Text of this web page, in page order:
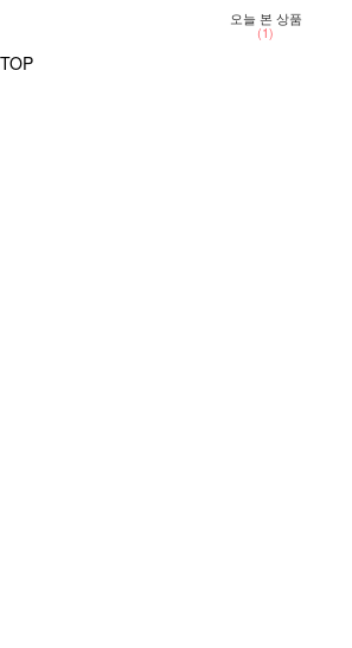
오늘 본 상품
(1)
TOP